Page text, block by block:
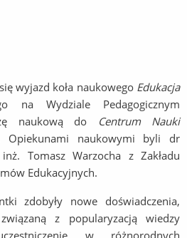
wyjazd koła naukowego Edukacja
na Wydziale Pedagogicznym
naukową do
Centrum Nauki
Opiekunami naukowymi byli dr
Tomasz Warzocha z Zakładu
Edukacyjnych.
zdobyły nowe doświadczenia,
z popularyzacją wiedzy